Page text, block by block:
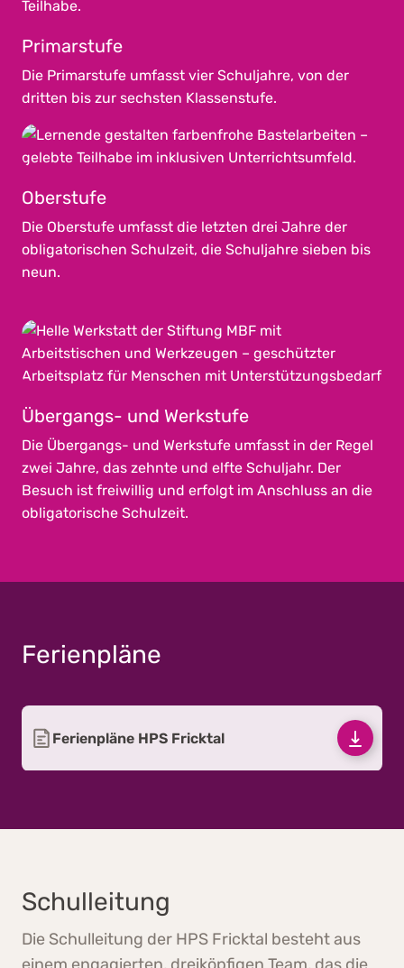
Primarstufe
Die Primarstufe umfasst vier Schuljahre, von der
dritten bis zur sechsten Klassenstufe.
Oberstufe
Die Oberstufe umfasst die letzten drei Jahre der
obligatorischen Schulzeit, die Schuljahre sieben bis
neun.
Übergangs- und Werkstufe
Die Übergangs- und Werkstufe umfasst in der Regel
zwei Jahre, das zehnte und elfte Schuljahr. Der
Besuch ist freiwillig und erfolgt im Anschluss an die
obligatorische Schulzeit.
Ferienpläne
Ferienpläne HPS Fricktal
Schulleitung
Die Schulleitung der HPS Fricktal besteht aus